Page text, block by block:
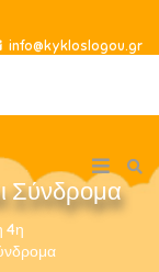
info@kykloslogou.gr
Σύνδρομα
4η